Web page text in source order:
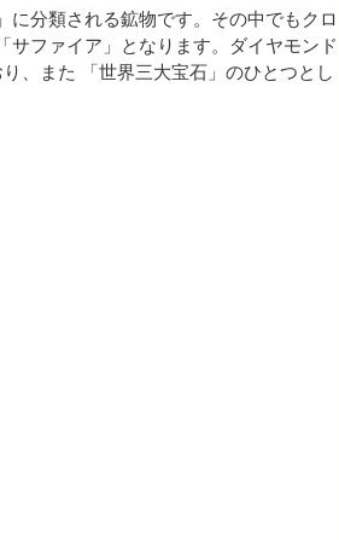
に分類される鉱物です。その中でもクロ
サファイア」となります。ダイヤモンド
、また 「世界三大宝石」のひとつとし